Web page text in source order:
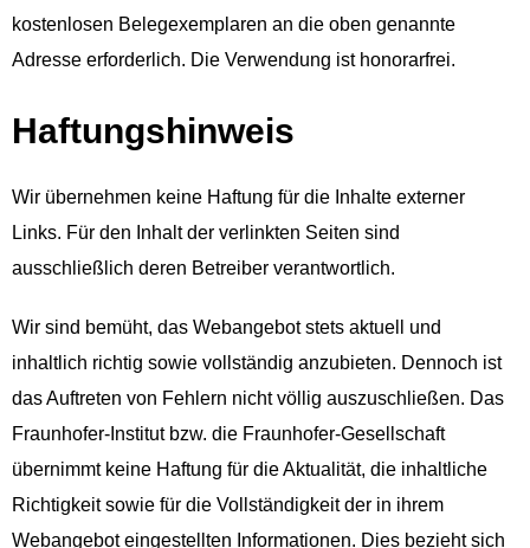
kostenlosen Belegexemplaren an die oben genannte
Adresse erforderlich. Die Verwendung ist honorarfrei.
Haftungshinweis
Wir übernehmen keine Haftung für die Inhalte externer
Links. Für den Inhalt der verlinkten Seiten sind
ausschließlich deren Betreiber verantwortlich.
Wir sind bemüht, das Webangebot stets aktuell und
inhaltlich richtig sowie vollständig anzubieten. Dennoch ist
das Auftreten von Fehlern nicht völlig auszuschließen. Das
Fraunhofer-Institut bzw. die Fraunhofer-Gesellschaft
übernimmt keine Haftung für die Aktualität, die inhaltliche
Richtigkeit sowie für die Vollständigkeit der in ihrem
Webangebot eingestellten Informationen. Dies bezieht sich